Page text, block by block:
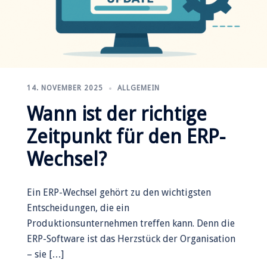
14. NOVEMBER 2025 ALLGEMEIN
Wann ist der richtige
Zeitpunkt für den ERP-
Wechsel?
Ein ERP-Wechsel gehört zu den wichtigsten
Entscheidungen, die ein
Produktionsunternehmen treffen kann. Denn die
ERP-Software ist das Herzstück der Organisation
– sie […]